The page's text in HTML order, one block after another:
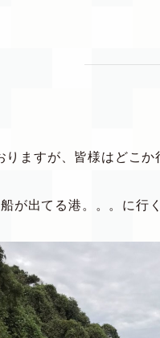
ますが、皆様はどこか
が出てる港。。。に行